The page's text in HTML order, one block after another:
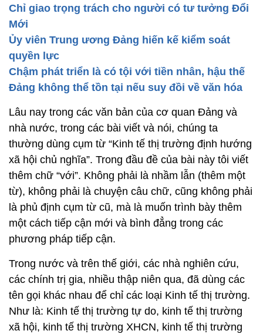
Chỉ giao trọng trách cho người có tư tưởng Đổi
Mới
Ủy viên Trung ương Đảng hiến kế kiểm soát
quyền lực
Chậm phát triển là có tội với tiền nhân, hậu thế
Đảng không thể tồn tại nếu suy đồi về văn hóa
Lâu nay trong các văn bản của cơ quan Đảng và
nhà nước, trong các bài viết và nói, chúng ta
thường dùng cụm từ “Kinh tế thị trường định hướng
xã hội chủ nghĩa”. Trong đầu đề của bài này tôi viết
thêm chữ “với”. Không phải là nhầm lẫn (thêm một
từ), không phải là chuyện câu chữ, cũng không phải
là phủ định cụm từ cũ, mà là muốn trình bày thêm
một cách tiếp cận mới và bình đẳng trong các
phương pháp tiếp cận.
Trong nước và trên thế giới, các nhà nghiên cứu,
các chính trị gia, nhiều thập niên qua, đã dùng các
tên gọi khác nhau để chỉ các loại Kinh tế thị trường.
Như là: Kinh tế thị trường tự do, kinh tế thị trường
xã hội, kinh tế thị trường XHCN, kinh tế thị trường